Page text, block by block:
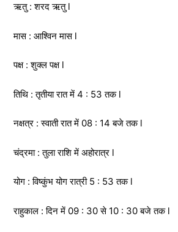
ऋतु : शरद ऋतु l
मास : आश्विन मास l
पक्ष : शुक्ल पक्ष l
तिथि : तृतीया रात में 4 : 53 तक l
नक्षत्र : स्वाती रात में 08 : 14 बजे तक l
चंद्रमा : तुला राशि में अहोरात्र l
योग : विष्कुंभ योग रात्री 5 : 53 तक l
राहुकाल : दिन में 09 : 30 से 10 : 30 बजे तक l